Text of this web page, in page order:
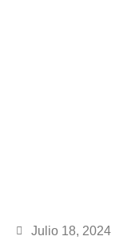
Julio 18, 2024